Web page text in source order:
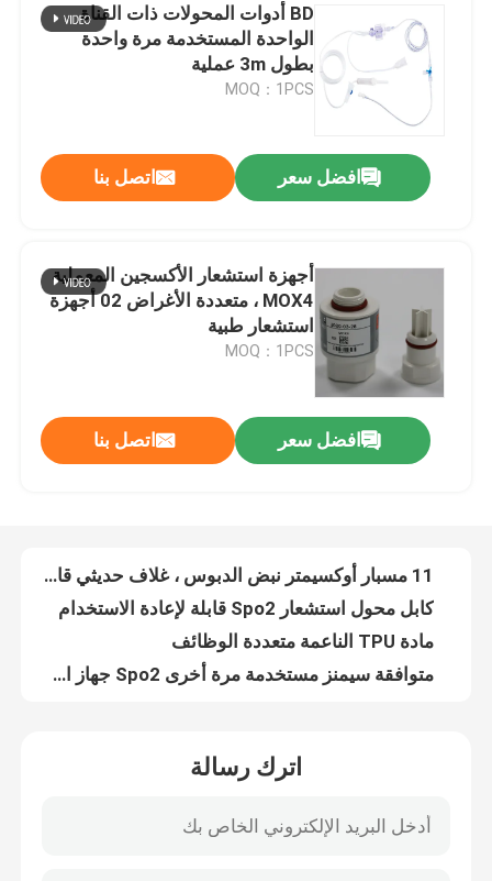
المنتجات
حول بنا
جولة في المعمل
طلب اقتباس
BD أدوات المحولات ذات القناة
الواحدة المستخدمة مرة واحدة
بطول 3m عملية
MOQ：1PCS
افضل سعر اتصل بنا
أجهزة استشعار الأكسجين المعملية
MOX4 ، متعددة الأغراض 02 أجهزة
استشعار طبية
MOQ：1PCS
افضل سعر اتصل بنا
الاتصال المباشر قابل لإعادة الاستخدام Spo2 جهاز استشعار مقطع على 14 دبوس للمراقب
11 مسبار أوكسيمتر نبض الدبوس ، غلاف حديثي قابل لإعادة الاستخدام خالي من اللاتكس
كابل محول استشعار Spo2 قابلة لإعادة الاستخدام
مادة TPU الناعمة متعددة الوظائف
متوافقة سيمنز مستخدمة مرة أخرى Spo2 جهاز استشعار 10 دبوس الاصبع السيليكون الكبار
اترك رسالة